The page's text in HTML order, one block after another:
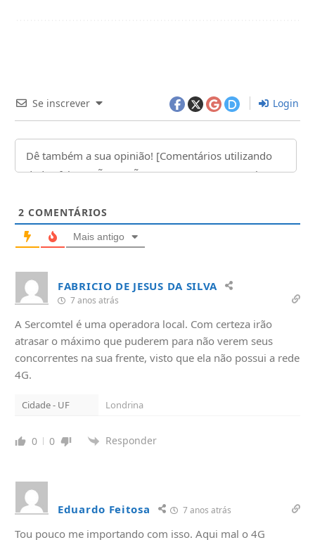
Se inscrever Login
2 COMENTÁRIOS
Mais antigo
FABRICIO DE JESUS DA SILVA
7 anos atrás
A Sercomtel é uma operadora local. Com certeza irão
atrasar o máximo que puderem para não verem seus
concorrentes na sua frente, visto que ela não possui a rede
4G.
Cidade - UF Londrina
0 0 Responder
Eduardo Feitosa 7 anos atrás
Tou pouco me importando com isso. Aqui mal o 4G